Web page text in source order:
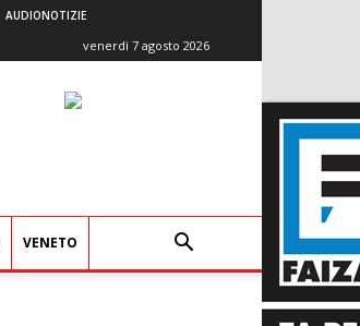
AUDIONOTIZIE
venerdì 7 agosto 2026
VENETO